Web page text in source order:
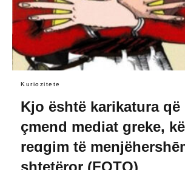
Kuriozitete
Kjo është karikatura që
çmend mediat greke,
reɑgim të
shtetëror (FOTO)